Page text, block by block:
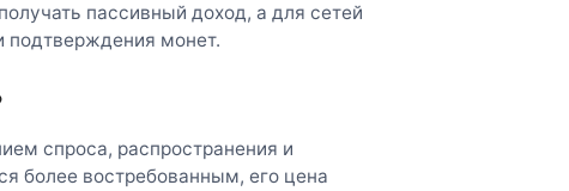
пассивный доход, а для сетей
подтверждения монет.
спроса, распространения и
более востребованным, его цена